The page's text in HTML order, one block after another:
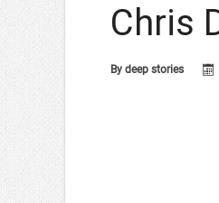
Chris
By deep stories